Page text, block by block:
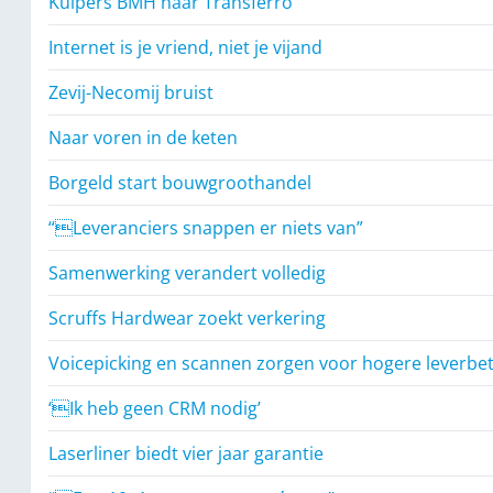
Internet is je vriend, niet je vijand
Zevij-Necomij bruist
Naar voren in de keten
Borgeld start bouwgroothandel
“Leveranciers snappen er niets van”
Samenwerking verandert volledig
Scruffs Hardwear zoekt verkering
Voicepicking en scannen zorgen voor hogere
‘Ik heb geen CRM nodig’
Laserliner biedt vier jaar garantie